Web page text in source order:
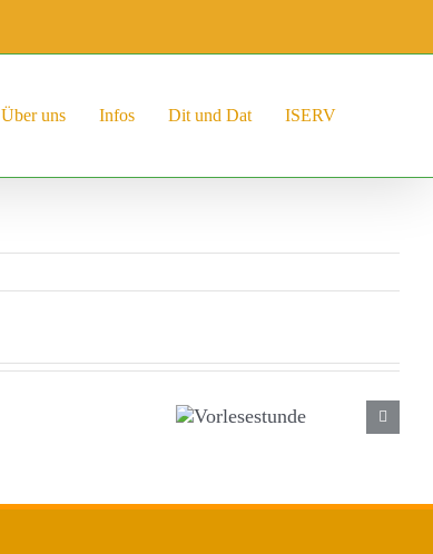
Über uns Infos Dit und Dat ISERV